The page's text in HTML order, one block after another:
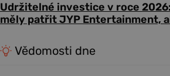
Udržitelné investice v roce
měly patřit JYP Entertainment,
Vědomosti dne